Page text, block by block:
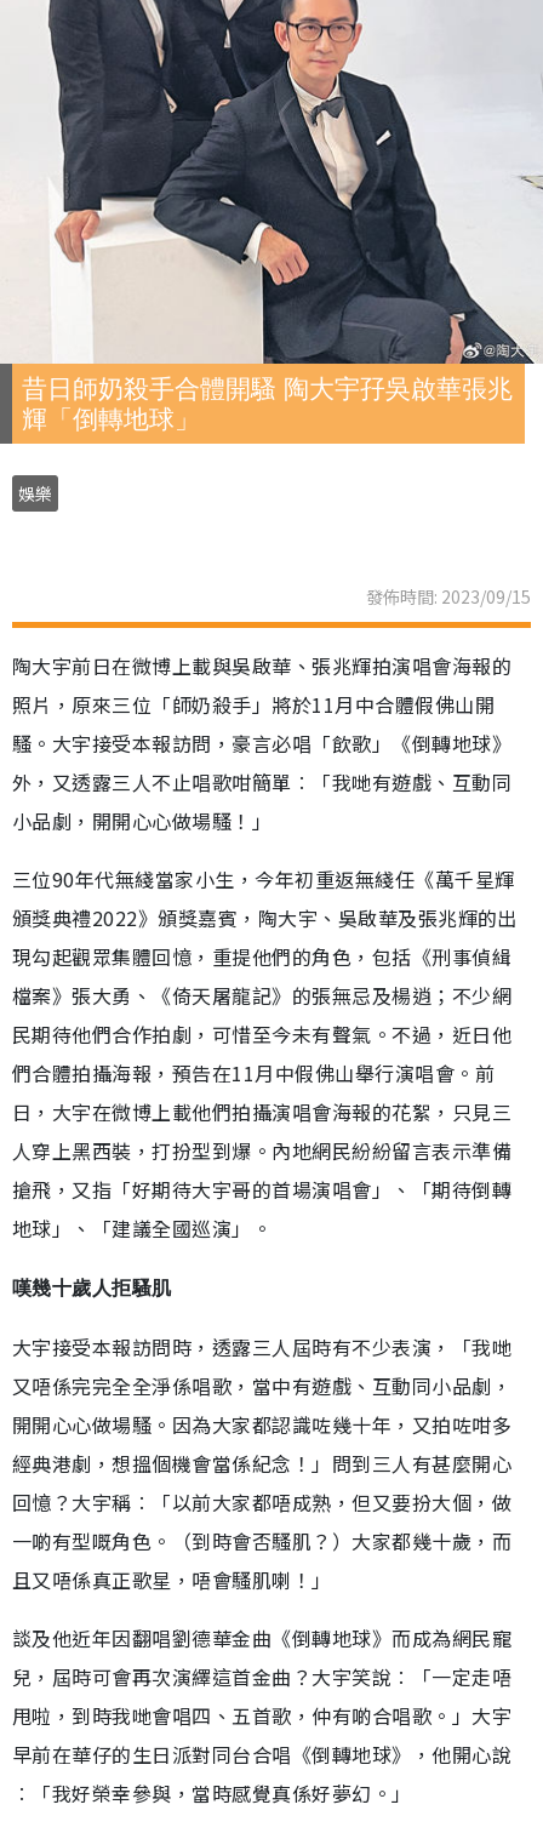
昔日師奶殺手合體開騷 陶大宇孖吳啟華張兆
輝「倒轉地球」
娛樂
發佈時間: 2023/09/15
陶大宇前日在微博上載與吳啟華、張兆輝拍演唱會海報的
照片，原來三位「師奶殺手」將於11月中合體假佛山開
騷。大宇接受本報訪問，豪言必唱「飲歌」《倒轉地球》
外，又透露三人不止唱歌咁簡單︰「我哋有遊戲、互動同
小品劇，開開心心做場騷！」
三位90年代無綫當家小生，今年初重返無綫任《萬千星輝
頒獎典禮2022》頒獎嘉賓，陶大宇、吳啟華及張兆輝的出
現勾起觀眾集體回憶，重提他們的角色，包括《刑事偵緝
檔案》張大勇、《倚天屠龍記》的張無忌及楊逍；不少網
民期待他們合作拍劇，可惜至今未有聲氣。不過，近日他
們合體拍攝海報，預告在11月中假佛山舉行演唱會。前
日，大宇在微博上載他們拍攝演唱會海報的花絮，只見三
人穿上黑西裝，打扮型到爆。內地網民紛紛留言表示準備
搶飛，又指「好期待大宇哥的首場演唱會」、「期待倒轉
地球」、「建議全國巡演」。
嘆幾十歲人拒騷肌
大宇接受本報訪問時，透露三人屆時有不少表演，「我哋
又唔係完完全全淨係唱歌，當中有遊戲、互動同小品劇，
開開心心做場騷。因為大家都認識咗幾十年，又拍咗咁多
經典港劇，想搵個機會當係紀念！」問到三人有甚麼開心
回憶？大宇稱︰「以前大家都唔成熟，但又要扮大個，做
一啲有型嘅角色。（到時會否騷肌？）大家都幾十歲，而
且又唔係真正歌星，唔會騷肌喇！」
談及他近年因翻唱劉德華金曲《倒轉地球》而成為網民寵
兒，屆時可會再次演繹這首金曲？大宇笑說︰「一定走唔
甩啦，到時我哋會唱四、五首歌，仲有啲合唱歌。」大宇
早前在華仔的生日派對同台合唱《倒轉地球》，他開心說
︰「我好榮幸參與，當時感覺真係好夢幻。」